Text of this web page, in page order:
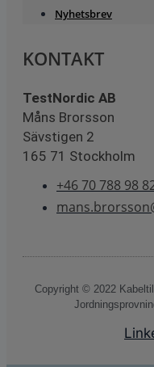
Nyhetsbrev
KONTAKT
TestNordic AB
Måns Brorsson
Sävstigen 2
165 71 Stockholm
+46 70 788 98
Copyright © 2022